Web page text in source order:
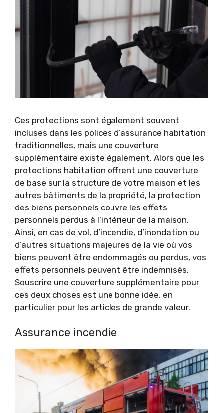
Ces protections sont également souvent
incluses dans les polices d’assurance habitation
traditionnelles, mais une couverture
supplémentaire existe également. Alors que les
protections habitation offrent une couverture
de base sur la structure de votre maison et les
autres bâtiments de la propriété, la protection
des biens personnels couvre les effets
personnels perdus à l’intérieur de la maison.
Ainsi, en cas de vol, d’incendie, d’inondation ou
d’autres situations majeures de la vie où vos
biens peuvent être endommagés ou perdus, vos
effets personnels peuvent être indemnisés.
Souscrire une couverture supplémentaire pour
ces deux choses est une bonne idée, en
particulier pour les articles de grande valeur.
Assurance incendie